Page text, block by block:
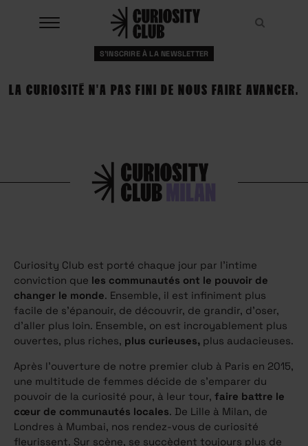
S'INSCRIRE À LA NEWSLETTER
LA CURIOSITÉ N'A PAS FINI DE NOUS FAIRE AVANCER.
Curiosity Club est porté chaque jour par l’intime
conviction que les communautés ont le pouvoir de
changer le monde. Ensemble, il est infiniment plus
facile de s’épanouir, de découvrir, de grandir, d’oser,
d’aller plus loin. Ensemble, on est incroyablement plus
ouvertes, plus riches, plus curieuses, plus audacieuses.
Après l’ouverture de notre premier club à Paris en 2015,
une multitude de femmes décide de s’emparer du
pouvoir de la curiosité pour, à leur tour, faire battre le
cœur de communautés locales. De Lille à Milan, de
Londres à Mumbai, nos rendez-vous de curiosité
fleurissent. Sur scène, se succèdent toujours plus de